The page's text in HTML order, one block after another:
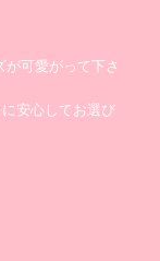
可愛がって下さ
安心してお選び